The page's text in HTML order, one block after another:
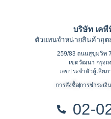
บริษัท เคพี
ตัวแทนจำหน่ายสินค้าอุต
259/83 ถนนสุขุมวิท
เขตวัฒนา กรุง
เลขประจำตัวผู้เสีย
การสั่งซื้อการชำระเงิน
02-